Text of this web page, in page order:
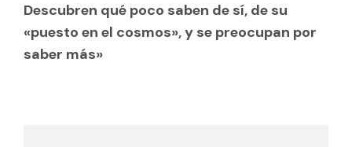
Descubren qué poco saben de sí, de su
«puesto en el cosmos», y se preocupan por
saber más»